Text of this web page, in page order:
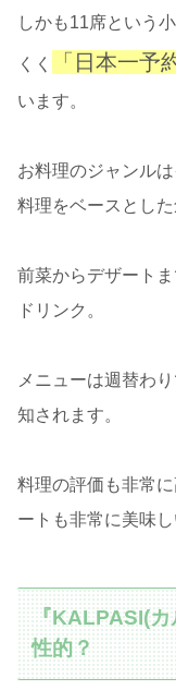
しかも11席という
くく 「日本一予
います。
お料理のジャンル
料理をベースとした
前菜からデザート
ドリンク。
メニューは週替わ
知されます。
料理の評価も非常
ートも非常に美味
『KALPASI(カ
性的？